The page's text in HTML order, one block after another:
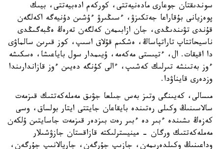
سوندىقتان جوعارى مادەنيەتتى، كوركەم ادەبيەتتى، بيىك
پوەزيانى بۇقاراعا جەتكىزۋ، ءسىڭىرۋ ءۇشىن دۇنيەگە اكەلگەن
قۇندى تۋىندىڭدى، جان ازابىمەن كەلگەن تەرەڭ ەڭبەگىڭدى
ناسيحاتتاپ تاراتپاساڭ، ەشكىم قۇلاق اسىپ، كوز قىرىن سالماۋى
دا اقيقات. ال، ءتيىستى مەكەمە، ۇيىمدار سول باياعىشا، ەسكىشە
ءوز بەتىنشە تىرلىك كەشىپ، ءالى كۇنگە دەيىن ءوز قازاندارىندا
وزدەرى قايناۋدا.
مىسالى، كەيىنگى وتىز بەس جىلعا جۋىق مەملەكەتتىك قىزمەت
سالاسىنىڭ وكىلى رەتىندە بايقاعان جايتتى ايتار بولساق، وسى
كەزەڭ ىشىندە ءبىر دە ءبىر رەت بىزدەر قىزمەت جاسايتىن ۇلكەن
مەملەكەتتىك ورگان - مينيسترلىكتە قازاقستان جازۋشىلار
وداعىنىڭ وكىلدەرىمەن، جازىپ جۇرگەن، جاريالانىپ جۇرگەن،